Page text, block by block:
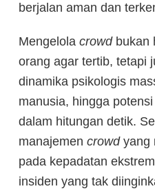
berjalan aman dan
Mengelola crowdbukan
orang agar tertib, tetapi
dinamika psikologis
manusia, hingga
dalam hitungan detik.
manajemen crowdyang
pada kepadatan
insiden yang tak